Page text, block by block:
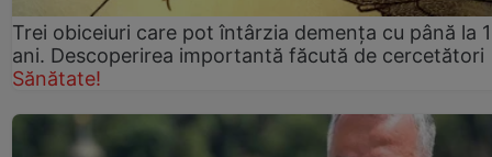
Trei obiceiuri care pot întârzia demența cu până la
ani. Descoperirea importantă făcută de cercetători
Sănătate!